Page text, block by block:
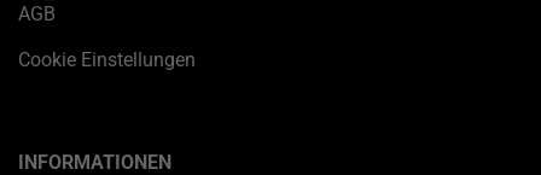
AGB
Cookie Einstellungen
INFORMATIONEN